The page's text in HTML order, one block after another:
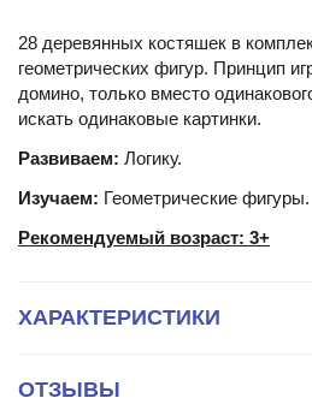
28 деревянных костяшек в
геометрических фигур. Принцип
домино, только вместо
искать одинаковые картинки.
Развиваем: Логику.
Изучаем: Геометрические фигуры.
Рекомендуемый возраст: 3+
ХАРАКТЕРИСТИКИ
ОТЗЫВЫ